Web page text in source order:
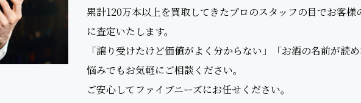
累計120万本以上を買取してきたプロのスタッフの目でお客様
に査定いたします。
「譲り受けたけど価値がよく分からない」「お酒の名前が読
悩みでもお気軽にご相談ください。
ご安心してファイブニーズにお任せください。